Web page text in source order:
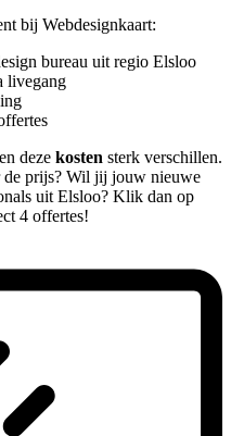
bij Webdesignkaart:
bureau uit regio Elsloo
livegang
deze kosten sterk verschillen.
de prijs? Wil jij jouw nieuwe
uit Elsloo? Klik dan op
4 offertes!